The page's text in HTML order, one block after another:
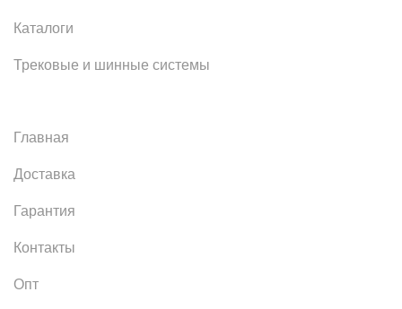
Каталоги
Трековые и шинные системы
Главная
Доставка
Гарантия
Контакты
Опт